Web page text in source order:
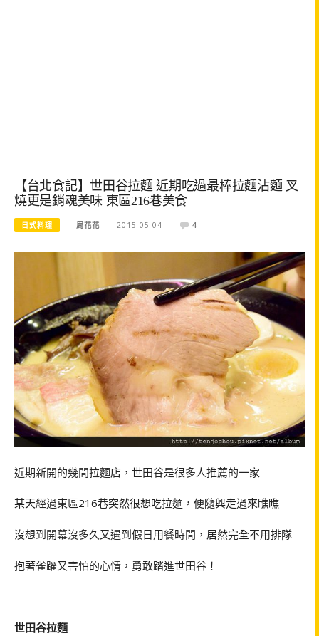
【台北食記】世田谷拉麵 近期吃過最棒拉麵沾麵 叉
燒更是銷魂美味 東區216巷美食
日式料理 周花花 2015-05-04 4
近期新開的幾間拉麵店，世田谷是很多人推薦的一家
某天經過東區216巷突然很想吃拉麵，便隨興走過來瞧瞧
沒想到開幕沒多久又遇到假日用餐時間，居然完全不用排隊
抱著雀躍又害怕的心情，勇敢踏進世田谷！
世田谷拉麵